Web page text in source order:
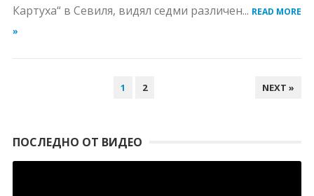
Картуха“ в Севиля, видял седми различен... READ MORE
»
1 2 NEXT »
ПОСЛЕДНО ОТ ВИДЕО